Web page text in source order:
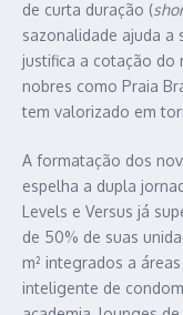
de curta duração (
sazonalidade ajuda a
justifica a cotação do
nobres como Praia
tem valorizado em
A formatação dos
espelha a dupla
Levels e Versus já
de 50% de suas
m² integrados a
inteligente de